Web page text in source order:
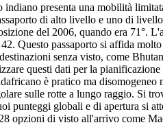
presenta una mobilità
di alto livello e uno di
del 2006, quando era 71°.
Questo passaporto si affida
senza visto, come
questi dati per la
è pratico ma
sulle rotte a lungo raggio. Si
punteggi globali e di apertura si
opzioni di visto all'arrivo come